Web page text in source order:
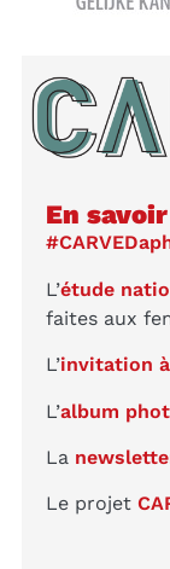
En
L’étude
faites aux
L’invitation
L’album
La
Le projet